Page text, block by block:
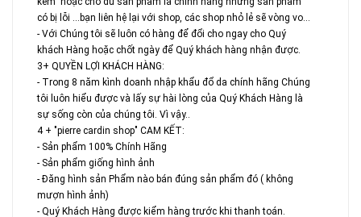
có bị lỗi ...bạn liên hệ lại với shop, các shop nhỏ lẻ sẽ vòng vo...
- Với Chúng tôi sẽ luôn có hàng để đổi cho ngay cho Quý
khách Hàng hoặc chốt ngày để Quý khách hàng nhận được.
3+ QUYỀN LỢI KHÁCH HÀNG:
- Trong 8 năm kình doanh nhập khẩu đổ da chính hãng Chúng
tôi luôn hiểu được và lấy sự hài lòng của Quý Khách Hàng là
sự sống còn của chúng tôi. Vì vậy..
4 + "pierre cardin shop" CAM KẾT:
- Sản phẩm 100% Chính Hãng
- Sản phẩm giống hình ảnh
- Đăng hình sản Phẩm nào bán đúng sản phẩm đó ( không
mượn hình ảnh)
- Quý Khách Hàng được kiểm hàng trước khi thanh toán.